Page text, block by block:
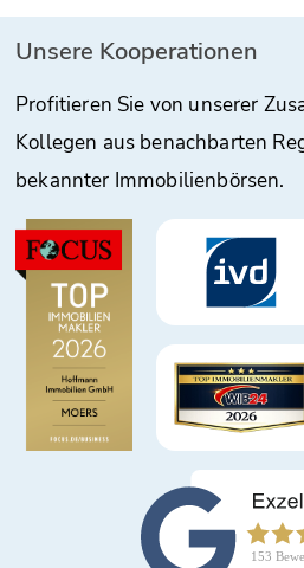
Unsere Kooperationen
Profitieren Sie von unserer
Kollegen aus benachbarten
bekannter Immobilienbörsen.